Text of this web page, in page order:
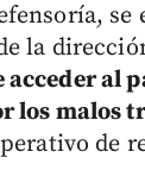
la
acceder al
los malos
de